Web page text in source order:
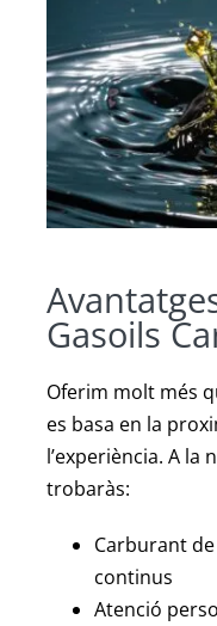
Gasoils
Oferim molt més
es basa en la
l’experiència. A la
trobaràs:
Carburant
continus
Atenció